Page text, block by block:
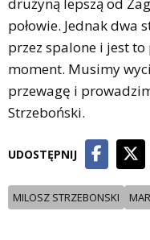
połowie. Jednak dwa
przez spalone i jest
moment. Musimy
przewagę i
Strzeboński.
UDOSTĘPNIJ
MILOSZ STRZEBONSKI